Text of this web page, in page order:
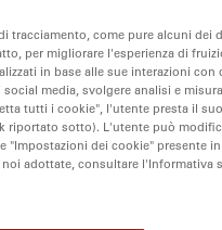
tracciamento, come pure alcuni dei
per migliorare l'esperienza di
in base alle sue interazioni con
media, svolgere analisi e
tutti i cookie", l'utente presta il
riportato sotto). L'utente può
"Impostazioni dei cookie" presente
adottate, consultare l'Informativa